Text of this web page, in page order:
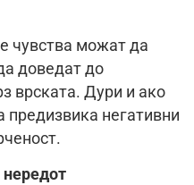
чувства можат да
доведат до
врската. Дури и ако
негативни